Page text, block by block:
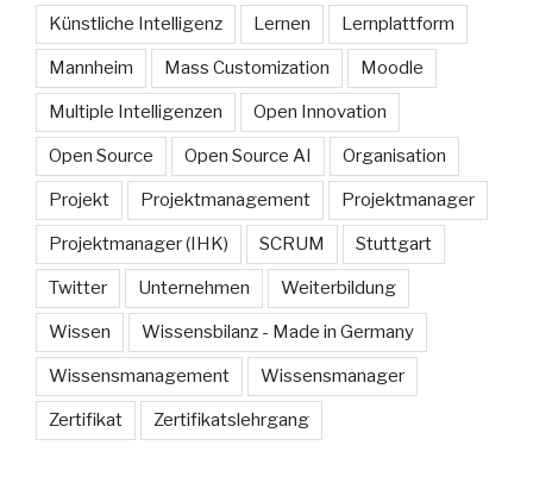
Künstliche Intelligenz Lernen Lernplattform
Mannheim Mass Customization Moodle
Multiple Intelligenzen Open Innovation
Open Source Open Source AI Organisation
Projekt Projektmanagement Projektmanager
Projektmanager (IHK) SCRUM Stuttgart
Twitter Unternehmen Weiterbildung
Wissen Wissensbilanz - Made in Germany
Wissensmanagement Wissensmanager
Zertifikat Zertifikatslehrgang